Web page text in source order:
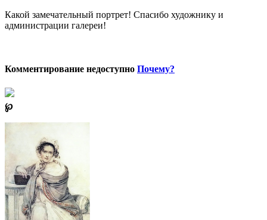
Какой замечательный портрет! Спасибо художнику и
администрации галереи!
Комментирование недоступно Почему?
℘